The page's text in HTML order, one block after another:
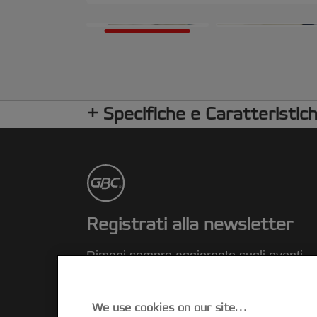
Specifiche e
Registrati alla newsletter
Rimani sempre aggiornato sugli eventi
casella di posta elettronica.
We use cookies on our site…